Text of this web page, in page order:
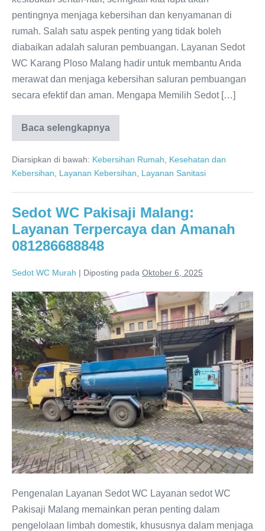
pentingnya menjaga kebersihan dan kenyamanan di
rumah. Salah satu aspek penting yang tidak boleh
diabaikan adalah saluran pembuangan. Layanan Sedot
WC Karang Ploso Malang hadir untuk membantu Anda
merawat dan menjaga kebersihan saluran pembuangan
secara efektif dan aman. Mengapa Memilih Sedot […]
Baca selengkapnya
Sedot
WC
Ploso
Malang:
Layanan
Amanah
Diarsipkan di bawah: Kebersihan Rumah, Kesehatan dan
Kebersihan, Layanan Kebersihan, Layanan Sanitasi
Sedot WC Pakisaji Malang:
Layanan Terpercaya dan Amanah
081286688848
Sedot WC Murah | Diposting pada Oktober 6, 2025
Sedot
WC
Pakisaji
Malang:
Layanan
Terpercaya
dan
Amanah
081286688848
Pengenalan Layanan Sedot WC Layanan sedot WC
Pakisaji Malang memainkan peran penting dalam
pengelolaan limbah domestik, khususnya dalam menjaga